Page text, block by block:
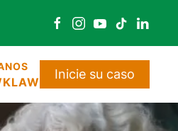
Inicie su caso